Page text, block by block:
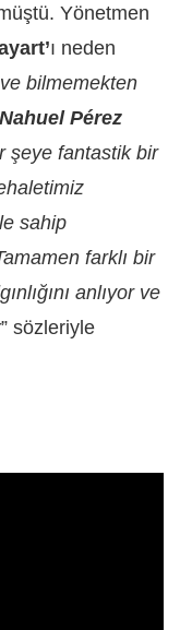
Yönetmen
ı neden
bilmemekten
Nahuel Pérez
şeye fantastik bir
sahip
farklı bir
anlıyor ve
” sözleriyle